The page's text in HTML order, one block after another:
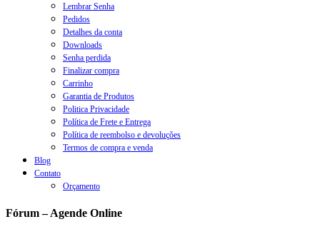
Lembrar Senha
Pedidos
Detalhes da conta
Downloads
Senha perdida
Finalizar compra
Carrinho
Garantia de Produtos
Politica Privacidade
Política de Frete e Entrega
Política de reembolso e devoluções
Termos de compra e venda
Blog
Contato
Orçamento
Fórum – Agende Online